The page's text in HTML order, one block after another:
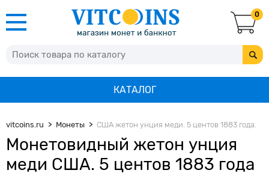
0
КАТАЛОГ
vitcoins.ru Монеты США жетон унция меди. 5 центов 1883 года.
Монетовидный жетон унция
меди США. 5 центов 1883 года